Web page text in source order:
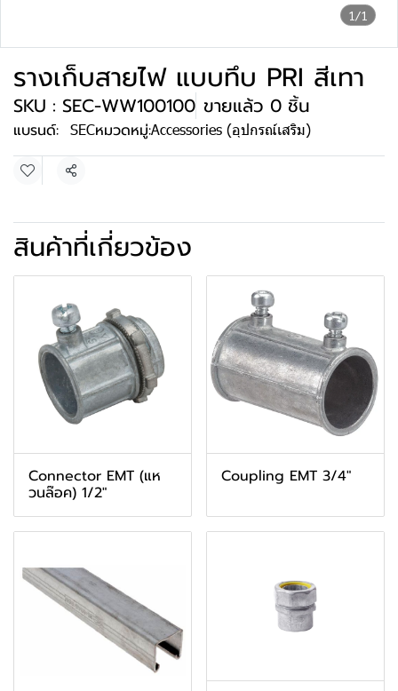
1/1
รางเก็บสายไฟ แบบทึบ PRI สีเทา
SKU : SEC-WW100100 ขายแล้ว 0 ชิ้น
แบรนด์: SECหมวดหมู่:Accessories (อุปกรณ์เสริม)
แชร์
สินค้าที่เกี่ยวข้อง
Connector EMT (แห
วนล๊อค) 1/2"
Coupling EMT 3/4"